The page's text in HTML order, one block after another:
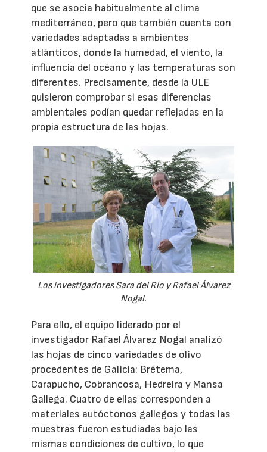
que se asocia habitualmente al clima
mediterráneo, pero que también cuenta con
variedades adaptadas a ambientes
atlánticos, donde la humedad, el viento, la
influencia del océano y las temperaturas son
diferentes. Precisamente, desde la ULE
quisieron comprobar si esas diferencias
ambientales podían quedar reflejadas en la
propia estructura de las hojas.
Los investigadores Sara del Río y Rafael Álvarez
Nogal.
Para ello, el equipo liderado por el
investigador Rafael Álvarez Nogal analizó
las hojas de cinco variedades de olivo
procedentes de Galicia: Brétema,
Carapucho, Cobrancosa, Hedreira y Mansa
Gallega. Cuatro de ellas corresponden a
materiales autóctonos gallegos y todas las
muestras fueron estudiadas bajo las
mismas condiciones de cultivo, lo que